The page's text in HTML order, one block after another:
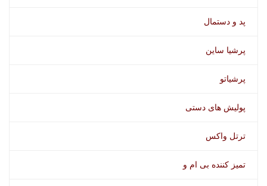
پد و دستمال
پرشیا ساین
پرشیاتو
پولیش های دستی
ترتل واکس
تمیز کننده بی ام و